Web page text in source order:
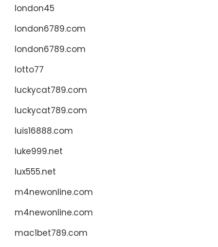
london45
london6789.com
london6789.com
lotto77
luckycat789.com
luckycat789.com
luis16888.com
luke999.net
lux555.net
m4newonline.com
m4newonline.com
mac1bet789.com